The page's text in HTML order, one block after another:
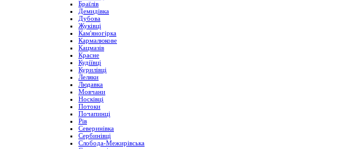
Браїлів
Демидівка
Дубова
Жуківці
Кам'яногірка
Кармалюкове
Кацмазів
Красне
Кудіївці
Курилівці
Леляки
Людавка
Мовчани
Носківці
Потоки
Почапинці
Рів
Северинівка
Сербинівці
Слобода-Межирівська